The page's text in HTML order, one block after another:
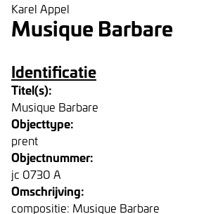
Karel Appel
Musique Barbare
Identificatie
Titel(s):
Musique Barbare
Objecttype:
prent
Objectnummer:
jc 0730 A
Omschrijving:
compositie: Musique Barbare